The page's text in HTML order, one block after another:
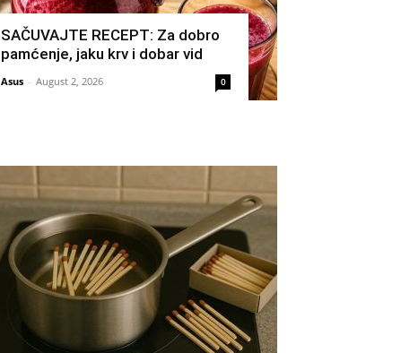
SAČUVAJTE RECEPT: Za dobro
pamćenje, jaku krv i dobar vid
Asus - August 2, 2026 0